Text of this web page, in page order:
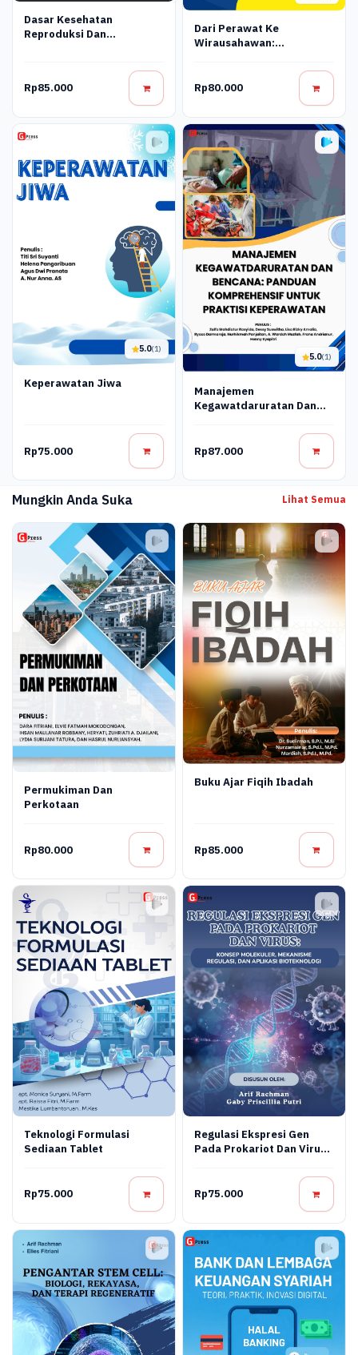
Dasar Kesehatan
Reproduksi Dan
Rp85.000
Dari Perawat Ke
Wirausahawan:
Nursepreneurship Di Era
Digital
Rp80.000
5.0(1)
Keperawatan Jiwa
Rp75.000
5.0(1)
Manajemen
Kegawatdaruratan Dan
Komprehensif Untuk
Praktisi Keperawatan
Rp87.000
Mungkin Anda Suka Lihat Semua
Permukiman Dan
Perkotaan
Rp80.000
Buku Ajar Fiqih Ibadah
Rp85.000
Teknologi Formulasi
Sediaan Tablet
Rp75.000
Regulasi Ekspresi Gen
Pada Prokariot Dan Virus:
Mekanisme Regulasi, Dan
Aplikasi Bioteknologi
Rp75.000